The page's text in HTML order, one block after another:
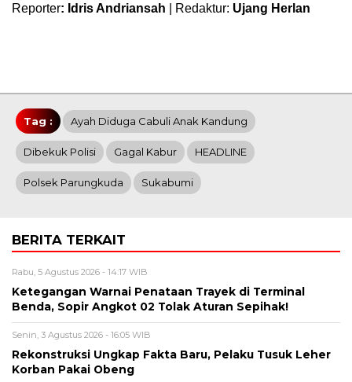
Reporter: Idris Andriansah | Redaktur: Ujang Herlan
Tag : Ayah Diduga Cabuli Anak Kandung
Dibekuk Polisi Gagal Kabur HEADLINE
Polsek Parungkuda Sukabumi
BERITA TERKAIT
Rabu, 5 Agustus 2026 - 14:17 WIB
Ketegangan Warnai Penataan Trayek di Terminal
Benda, Sopir Angkot 02 Tolak Aturan Sepihak!
Senin, 3 Agustus 2026 - 16:05 WIB
Rekonstruksi Ungkap Fakta Baru, Pelaku Tusuk Leher
Korban Pakai Obeng